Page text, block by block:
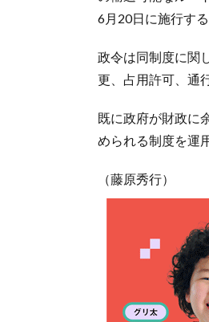
6月20日に施行す
政令は同制度に関
更、占用許可、通
既に政府が財政に
められる制度を運
（藤原秀行）